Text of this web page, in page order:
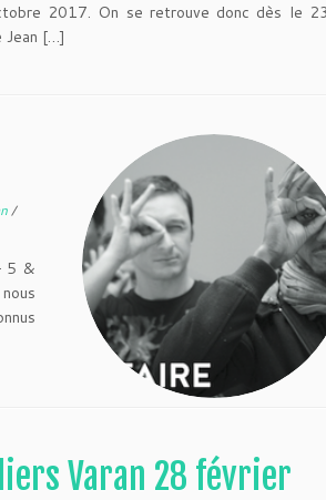
2017. On se retrouve donc dès le
Jean […]
/
5 &
Varan 28 février